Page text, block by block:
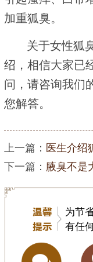
加重狐臭。
关于女性狐
绍，相信大家已
问，请咨询我们
您解答。
上一篇： 医生介绍
下一篇： 腋臭不是
为节
有任